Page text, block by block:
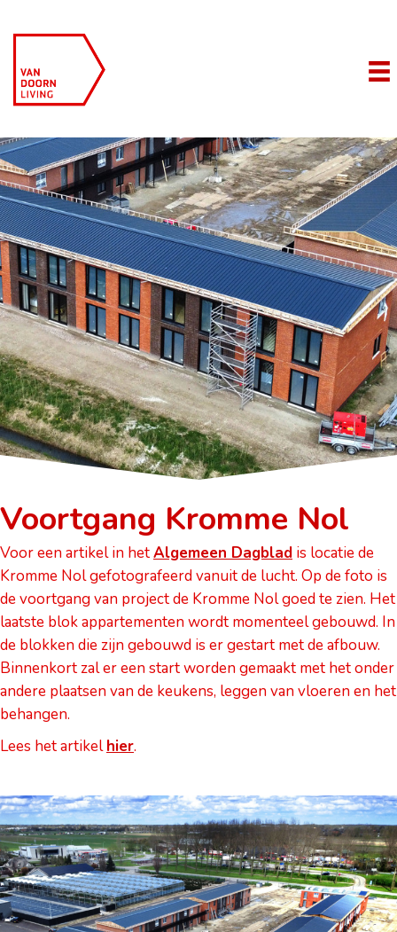
Voortgang Kromme Nol
Voor een artikel in hetAlgemeen Dagblad is locatie de
Kromme Nol gefotografeerd vanuit de lucht. Op de foto is
de voortgang van project de Kromme Nol goed te zien. Het
laatste blok appartementen wordt momenteel gebouwd. In
de blokken die zijn gebouwd is er gestart met de afbouw.
Binnenkort zal er een start worden gemaakt met het onder
andere plaatsen van de keukens, leggen van vloeren en het
behangen.
Lees het artikelhier.